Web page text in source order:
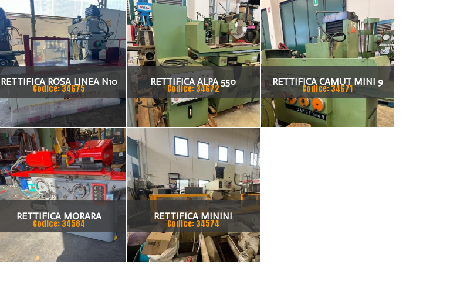
RETTIFICA ROSA LINEA N10
Codice: 34675
RETTIFICA ALPA 550
Codice: 34672
RETTIFICA CAMUT MINI 9
Codice: 34671
RETTIFICA MORARA
Codice: 34584
RETTIFICA MININI
TANGENZIALE
Codice: 34574